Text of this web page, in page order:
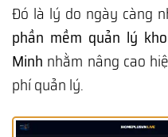
Đó là lý do ngày càng
phần mềm quản lý
Minh nhằm nâng cao
phí quản lý.